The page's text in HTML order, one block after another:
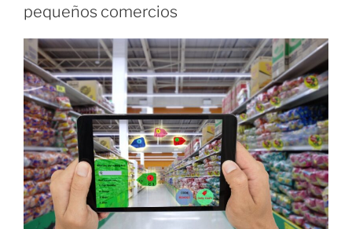
pequeños comercios